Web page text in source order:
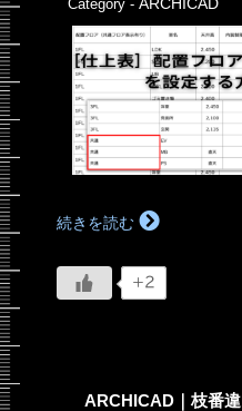
Category -
続きを読む
+2
ARCHICAD｜枝番